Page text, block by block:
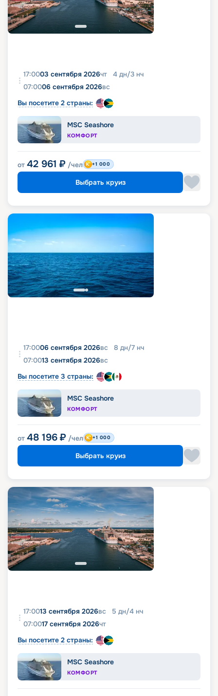
17:0003 сентября 2026чт 4 дн/3 нч
07:0006 сентября 2026вс
Вы посетите 2 страны:
MSC Seashore
КОМФОРТ
от 42 961 ₽ /чел +1 000
Выбрать круиз
17:0006 сентября 2026вс 8 дн/7 нч
07:0013 сентября 2026вс
Вы посетите 3 страны:
MSC Seashore
КОМФОРТ
от 48 196 ₽ /чел +1 000
Выбрать круиз
17:0013 сентября 2026вс 5 дн/4 нч
07:0017 сентября 2026чт
Вы посетите 2 страны:
MSC Seashore
КОМФОРТ